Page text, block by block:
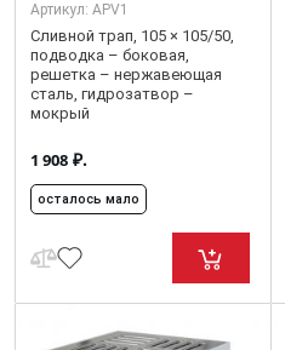
Артикул: APV1
Сливной трап, 105 × 105/50,
подводка – боковая,
решетка – нержавеющая
сталь, гидрозатвор –
мокрый
1 908 ₽.
осталось мало